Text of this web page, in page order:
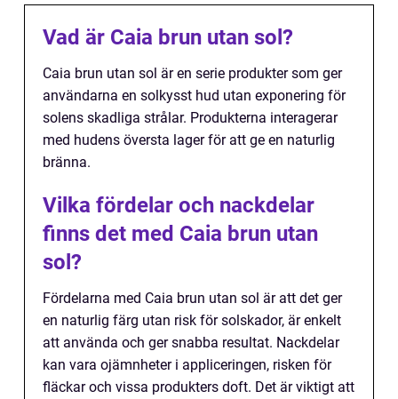
Vad är Caia brun utan sol?
Caia brun utan sol är en serie produkter som ger
användarna en solkysst hud utan exponering för
solens skadliga strålar. Produkterna interagerar
med hudens översta lager för att ge en naturlig
bränna.
Vilka fördelar och nackdelar
finns det med Caia brun utan
sol?
Fördelarna med Caia brun utan sol är att det ger
en naturlig färg utan risk för solskador, är enkelt
att använda och ger snabba resultat. Nackdelar
kan vara ojämnheter i appliceringen, risken för
fläckar och vissa produkters doft. Det är viktigt att